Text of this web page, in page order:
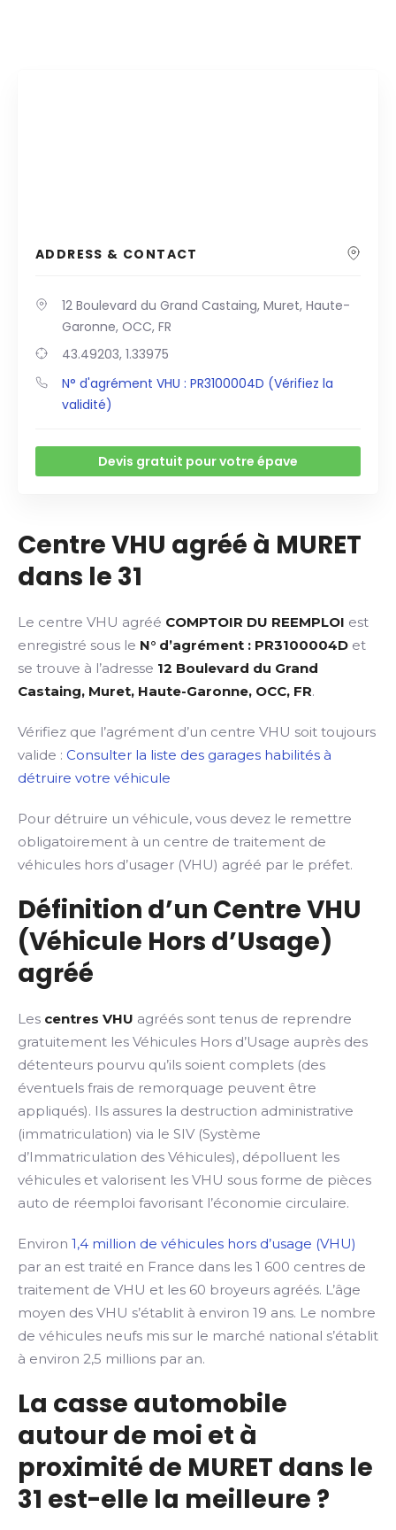
ADDRESS & CONTACT
12 Boulevard du Grand Castaing, Muret, Haute-
Garonne, OCC, FR
43.49203, 1.33975
N° d'agrément VHU : PR3100004D (Vérifiez la
validité)
Devis gratuit pour votre épave
Centre VHU agréé à MURET
dans le 31
Le centre VHU agréé COMPTOIR DU REEMPLOI est
enregistré sous le N° d’agrément : PR3100004D et
se trouve à l’adresse 12 Boulevard du Grand
Castaing, Muret, Haute-Garonne, OCC, FR.
Vérifiez que l’agrément d’un centre VHU soit toujours
valide : Consulter la liste des garages habilités à
détruire votre véhicule
Pour détruire un véhicule, vous devez le remettre
obligatoirement à un centre de traitement de
véhicules hors d’usager (VHU) agréé par le préfet.
Définition d’un Centre VHU
(Véhicule Hors d’Usage)
agréé
Les centres VHU agréés sont tenus de reprendre
gratuitement les Véhicules Hors d’Usage auprès des
détenteurs pourvu qu’ils soient complets (des
éventuels frais de remorquage peuvent être
appliqués). Ils assures la destruction administrative
(immatriculation) via le SIV (Système
d’Immatriculation des Véhicules), dépolluent les
véhicules et valorisent les VHU sous forme de pièces
auto de réemploi favorisant l’économie circulaire.
Environ 1,4 million de véhicules hors d’usage (VHU)
par an est traité en France dans les 1 600 centres de
traitement de VHU et les 60 broyeurs agréés. L’âge
moyen des VHU s’établit à environ 19 ans. Le nombre
de véhicules neufs mis sur le marché national s’établit
à environ 2,5 millions par an.
La casse automobile
autour de moi et à
proximité de MURET dans le
31 est-elle la meilleure ?